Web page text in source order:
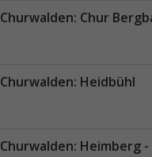
Churwalden: Chur Bergbahnen
Churwalden: Heidbühl
Churwalden: Heimberg - Parpan -